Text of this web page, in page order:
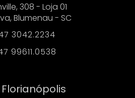
308 - Loja 01
Blumenau - SC
3042.2234
99611.0538
Florianópolis